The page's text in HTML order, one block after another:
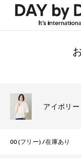
アイボリー
00(フリー) 在庫あり